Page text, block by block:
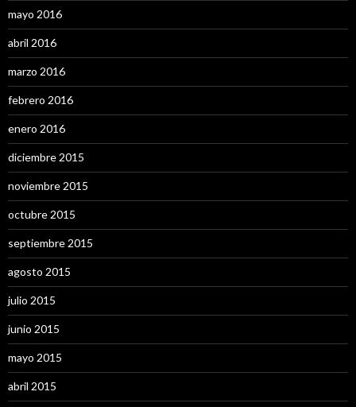
mayo 2016
abril 2016
marzo 2016
febrero 2016
enero 2016
diciembre 2015
noviembre 2015
octubre 2015
septiembre 2015
agosto 2015
julio 2015
junio 2015
mayo 2015
abril 2015